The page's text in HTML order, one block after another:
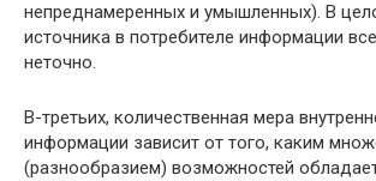
непреднамеренных и умышленных). В
источника в потребителе информации
неточно.
В-третьих, количественная мера
информации зависит от того, каким
(разнообразием) возможностей